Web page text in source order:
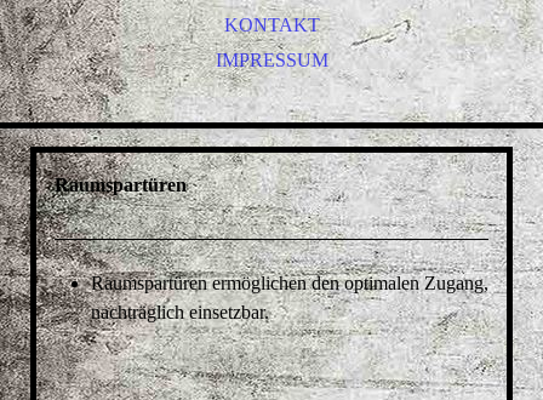
SICHERHEITSTECHNIK
INSEKTENSCHUTZ
SONNENSCHUTZ
INNENTÜREN
GANZGLASTÜREN
WOHNUNGSEINGANGSTÜREN
SCHIEBETÜREN
RENOVIERUNGSELEMENTE
RAUMSPARTÜREN
BESCHLÄGE
SONDERANFERTIGUNGEN
KONTAKT
IMPRESSUM
Raumspartüren
Raumspartüren ermöglichen den optimalen Zugang,
nachträglich einsetzbar.